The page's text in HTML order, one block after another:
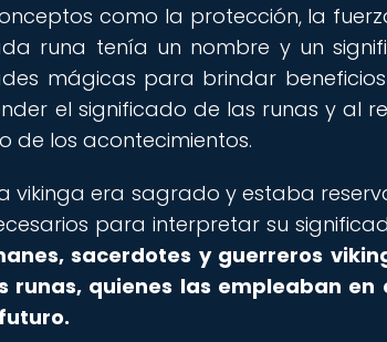
como la protección, la
runa tenía un nombre y un
mágicas para brindar
el significado de las runas y al
de los acontecimientos.
vikinga era sagrado y estaba
para interpretar su
sacerdotes y guerreros
runas, quienes las empleaban en